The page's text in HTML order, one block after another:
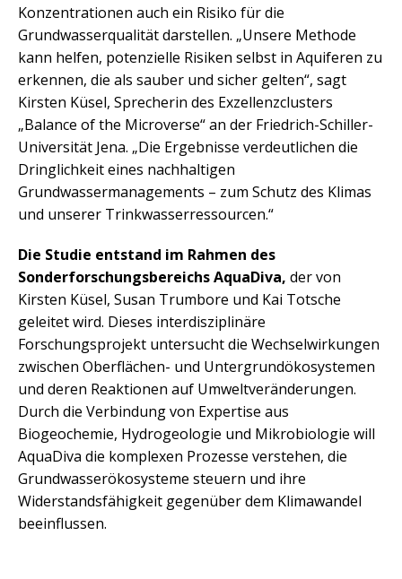
Konzentrationen auch ein Risiko für die
Grundwasserqualität darstellen. „Unsere Methode
kann helfen, potenzielle Risiken selbst in Aquiferen zu
erkennen, die als sauber und sicher gelten“, sagt
Kirsten Küsel, Sprecherin des Exzellenzclusters
„Balance of the Microverse“ an der Friedrich-Schiller-
Universität Jena. „Die Ergebnisse verdeutlichen die
Dringlichkeit eines nachhaltigen
Grundwassermanagements – zum Schutz des Klimas
und unserer Trinkwasserressourcen.“
Die Studie entstand im Rahmen des
Sonderforschungsbereichs AquaDiva, der von
Kirsten Küsel, Susan Trumbore und Kai Totsche
geleitet wird. Dieses interdisziplinäre
Forschungsprojekt untersucht die Wechselwirkungen
zwischen Oberflächen- und Untergrundökosystemen
und deren Reaktionen auf Umweltveränderungen.
Durch die Verbindung von Expertise aus
Biogeochemie, Hydrogeologie und Mikrobiologie will
AquaDiva die komplexen Prozesse verstehen, die
Grundwasserökosysteme steuern und ihre
Widerstandsfähigkeit gegenüber dem Klimawandel
beeinflussen.